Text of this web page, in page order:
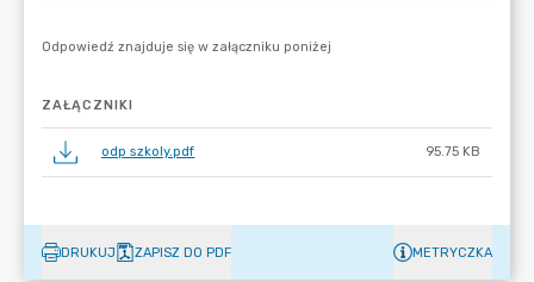
ZAŁĄCZNIKI
odp szkoly.pdf 95.75 KB
DRUKUJ ZAPISZ DO PDF METRYCZKA